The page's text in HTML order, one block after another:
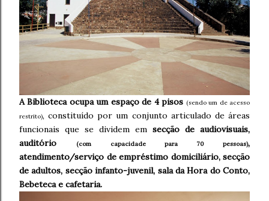
A Biblioteca ocupa um espaço de 4 pisos (sendo um de acesso
restrito), constituído por um conjunto articulado de áreas
funcionais que se dividem em secção de audiovisuais,
auditório
(com capacidade para 70 pessoas),
atendimento/serviço de empréstimo domiciliário, secção
de adultos, secção infanto-juvenil, sala da Hora do Conto,
Bebeteca e cafetaria.